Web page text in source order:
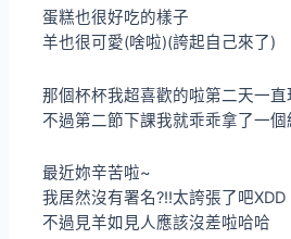
蛋糕也很好吃的樣子
羊也很可愛(啥啦)(誇起自己來了)
那個杯杯我超喜歡的啦第二天一直
不過第二節下課我就乖乖拿了一個
最近妳辛苦啦~
我居然沒有署名?!!太誇張了吧XDD
不過見羊如見人應該沒差啦哈哈